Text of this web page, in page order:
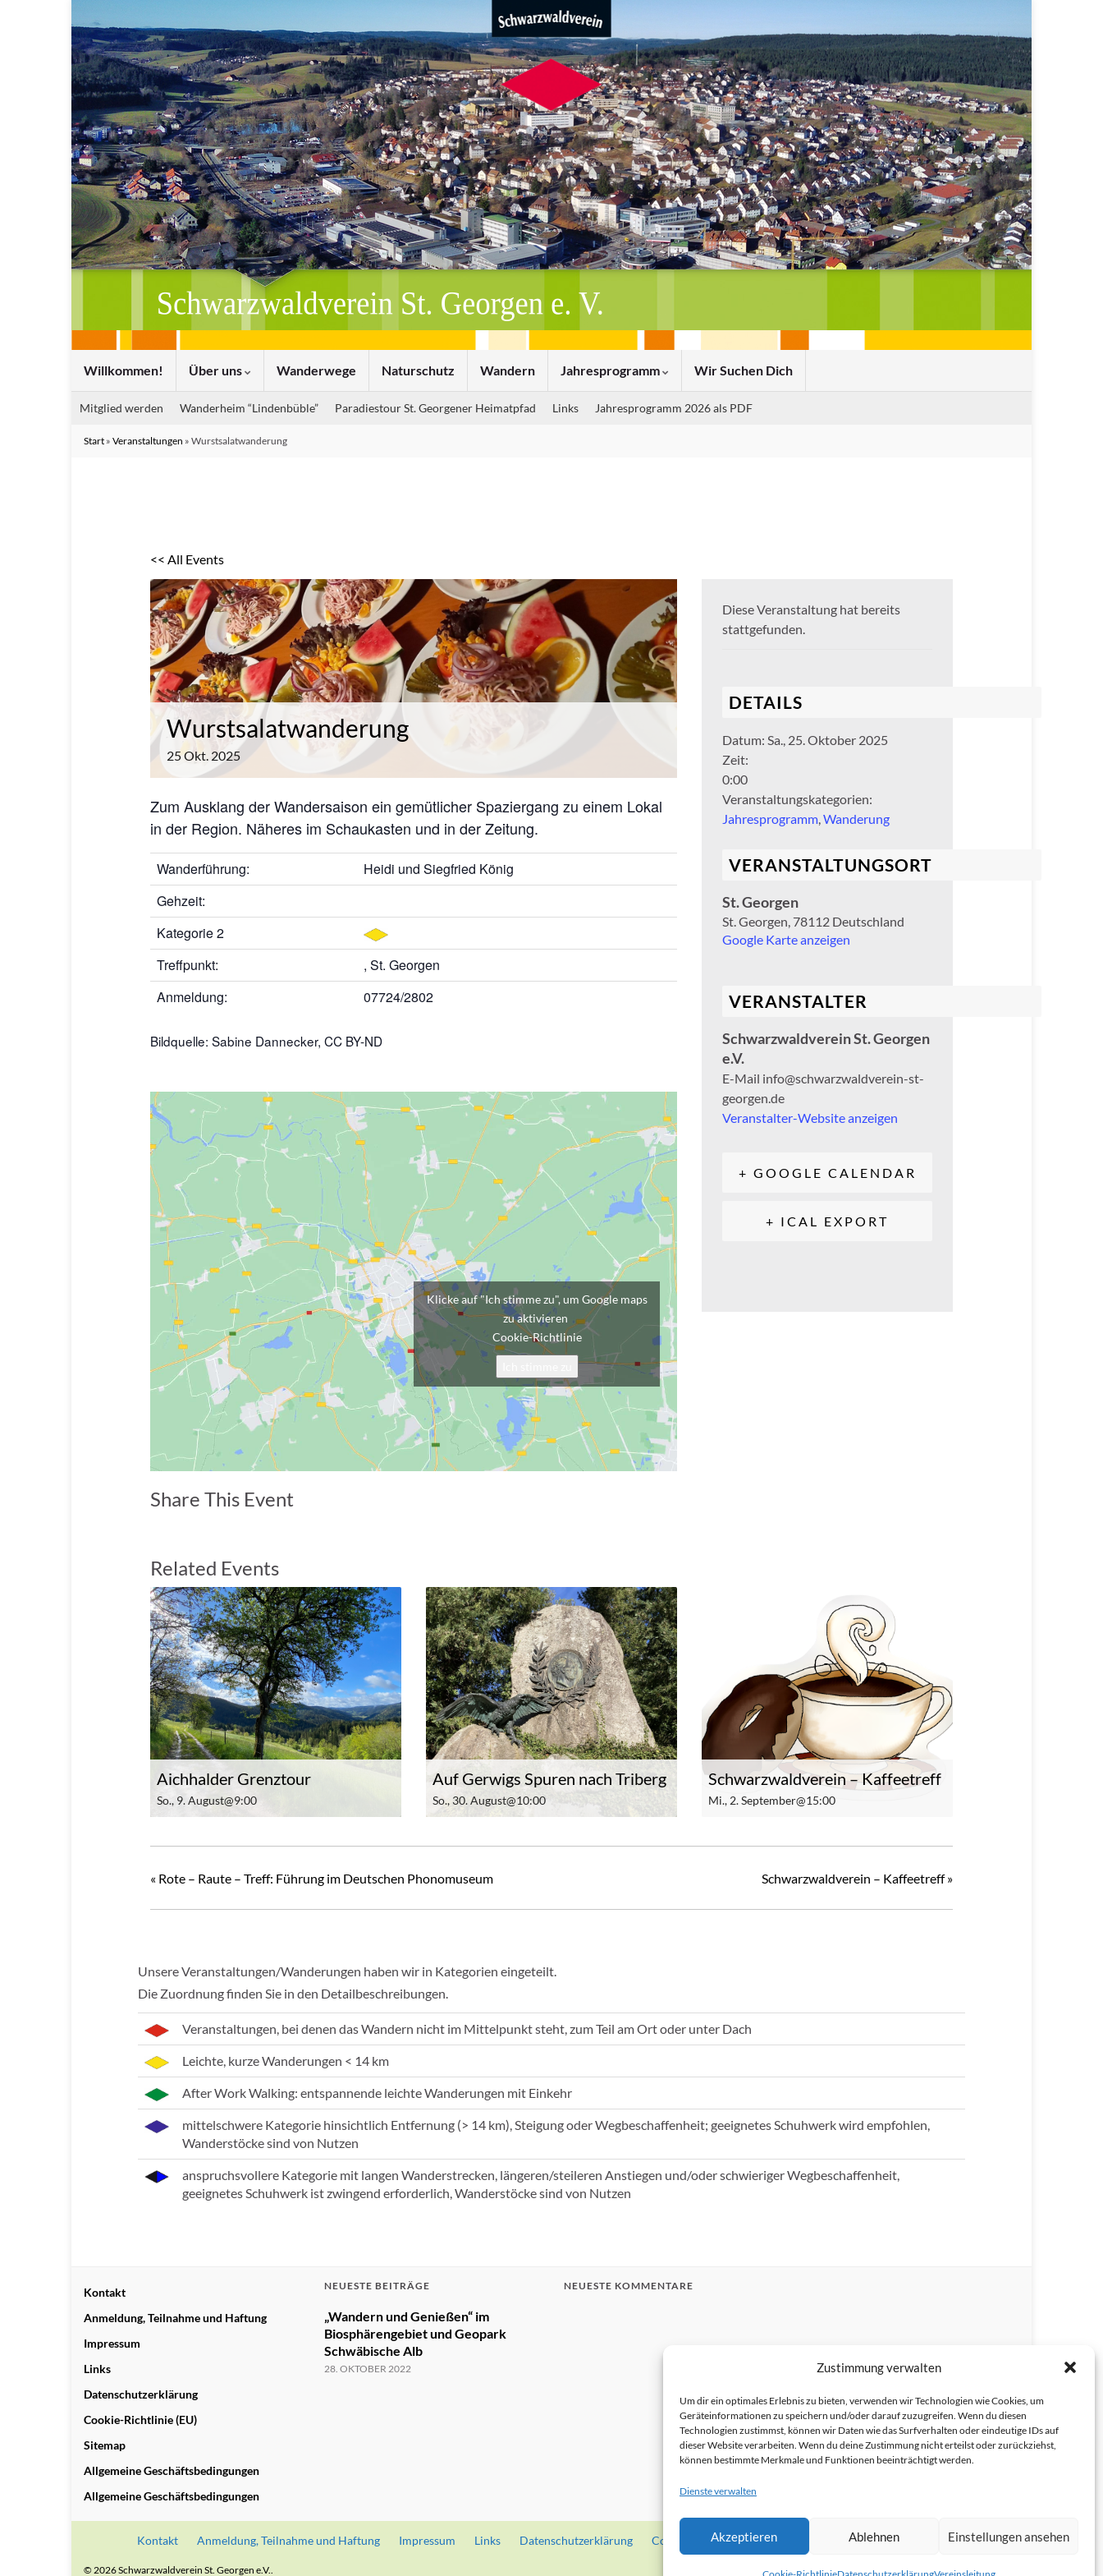
Zustimmung verwalten
Um dir ein optimales Erlebnis zu bieten, verwenden wir Technologien wie Cookies, um
Geräteinformationen zu speichern und/oder darauf zuzugreifen. Wenn du diesen
Technologien zustimmst, können wir Daten wie das Surfverhalten oder eindeutige IDs auf
dieser Website verarbeiten. Wenn du deine Zustimmung nicht erteilst oder zurückziehst,
können bestimmte Merkmale und Funktionen beeinträchtigt werden.
Dienste verwalten
Akzeptieren Ablehnen Einstellungen ansehen
Willkommen! Über uns Wanderwege Naturschutz Wandern Jahresprogramm Wir Suchen Dich
Mitglied werden Wanderheim “Lindenbüble” Paradiestour St. Georgener Heimatpfad Links Jahresprogramm 2026 als PDF
Start » Veranstaltungen » Wurstsalatwanderung
<< All Events
Wurstsalatwanderung
25Okt. 2025
Zum Ausklang der Wandersaison ein gemütlicher Spaziergang zu einem Lokal
in der Region. Näheres im Schaukasten und in der Zeitung.
Wanderführung:
Heidi und Siegfried König
Gehzeit:
Kategorie 2
Treffpunkt:
, St. Georgen
Anmeldung:
07724/2802
Bildquelle: Sabine Dannecker, CC BY-ND
Klicke auf "Ich stimme zu", um Google maps
zu aktivieren
Cookie-Richtlinie
Share This Event
Diese Veranstaltung hat bereits
stattgefunden.
DETAILS
Datum: Sa., 25. Oktober 2025
Zeit:
0:00
Veranstaltungskategorien:
Jahresprogramm,Wanderung
VERANSTALTUNGSORT
St. Georgen
St. Georgen, 78112 Deutschland
Google Karte anzeigen
VERANSTALTER
Schwarzwaldverein St. Georgen
e.V.
E-Mail info@schwarzwaldverein-st-
georgen.de
Veranstalter-Website anzeigen
+ GOOGLE CALENDAR
+ ICAL EXPORT
Related Events
Aichhalder Grenztour
So., 9. August@9:00
Auf Gerwigs Spuren nach Triberg
So., 30. August@10:00
Schwarzwaldverein – Kaffeetreff
Mi., 2. September@15:00
« Rote – Raute – Treff: Führung im Deutschen Phonomuseum Schwarzwaldverein – Kaffeetreff»
Unsere Veranstaltungen/Wanderungen haben wir in Kategorien eingeteilt.
Die Zuordnung finden Sie in den Detailbeschreibungen.
Veranstaltungen, bei denen das Wandern nicht im Mittelpunkt steht, zum Teil am Ort oder unter Dach
Leichte, kurze Wanderungen < 14 km
After Work Walking: entspannende leichte Wanderungen mit Einkehr
mittelschwere Kategorie hinsichtlich Entfernung (> 14 km), Steigung oder Wegbeschaffenheit; geeignetes Schuhwerk wird empfohlen,
Wanderstöcke sind von Nutzen
anspruchsvollere Kategorie mit langen Wanderstrecken, längeren/steileren Anstiegen und/oder schwieriger Wegbeschaffenheit,
geeignetes Schuhwerk ist zwingend erforderlich, Wanderstöcke sind von Nutzen
Kontakt
Anmeldung, Teilnahme und Haftung
Impressum
Links
Datenschutzerklärung
Cookie-Richtlinie (EU)
Sitemap
Allgemeine Geschäftsbedingungen
Allgemeine Geschäftsbedingungen
NEUESTE BEITRÄGE
„Wandern und Genießen“ im
Biosphärengebiet und Geopark
Schwäbische Alb
28. OKTOBER 2022
NEUESTE KOMMENTARE
Kontakt Anmeldung, Teilnahme und Haftung Impressum Links Datenschutzerklärung Cookie-Richtlinie (EU)
Allgemeine Geschäftsbedingungen
© 2026 Schwarzwaldverein St. Georgen e.V..